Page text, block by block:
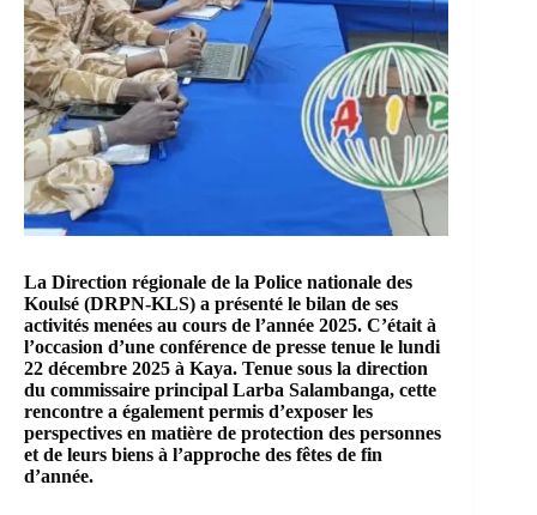
La Direction régionale de la Police nationale des
Koulsé (DRPN-KLS) a présenté le bilan de ses
activités menées au cours de l’année 2025. C’était à
l’occasion d’une conférence de presse tenue le lundi
22 décembre 2025 à Kaya. Tenue sous la direction
du commissaire principal Larba Salambanga, cette
rencontre a également permis d’exposer les
perspectives en matière de protection des personnes
et de leurs biens à l’approche des fêtes de fin
d’année.